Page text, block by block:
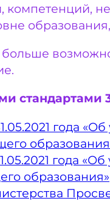
стандартами
года
года
образования»